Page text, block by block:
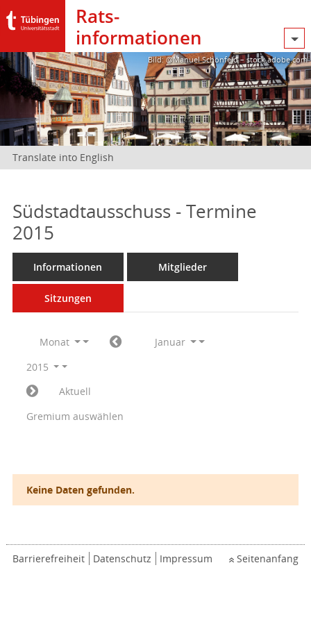
Rats­
informationen
Bild: @Manuel Schönfeld – stock.adobe.com
Translate into English
Südstadtausschuss - Termine
2015
Informationen Mitglieder
Sitzungen
Monat
Januar
2015
Aktuell
Gremium auswählen
Keine Daten gefunden.
Barrierefreiheit Datenschutz Impressum Seitenanfang